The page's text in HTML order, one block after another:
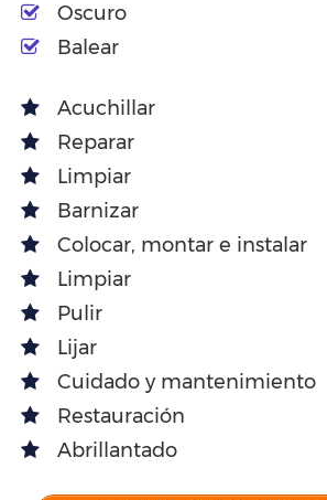
Oscuro
Balear
Acuchillar
Reparar
Limpiar
Barnizar
Colocar, montar e instalar
Limpiar
Pulir
Lijar
Cuidado y mantenimiento
Restauración
Abrillantado